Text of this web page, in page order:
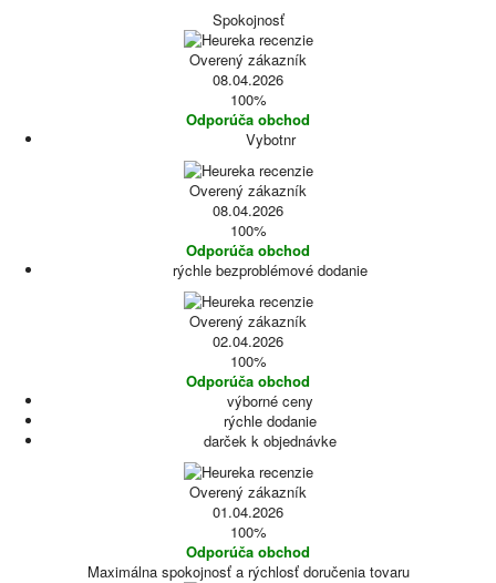
Spokojnosť
Overený zákazník
08.04.2026
100%
Odporúča obchod
Vybotnr
Overený zákazník
08.04.2026
100%
Odporúča obchod
rýchle bezproblémové dodanie
Overený zákazník
02.04.2026
100%
Odporúča obchod
výborné ceny
rýchle dodanie
darček k objednávke
Overený zákazník
01.04.2026
100%
Odporúča obchod
Maximálna spokojnosť a rýchlosť doručenia tovaru